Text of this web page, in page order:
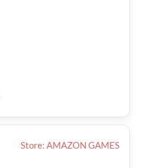
Store: AMAZON GAMES